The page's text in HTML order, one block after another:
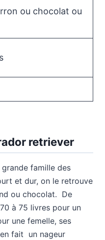
ou chocolat ou
retriever
famille des
et dur, on le retrouve
ou chocolat. De
à 75 livres pour un
une femelle, ses
fait un nageur